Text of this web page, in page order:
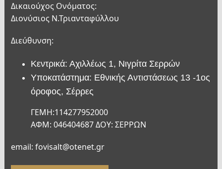
Δικαιούχος Ονόματος:
Διονύσιος Ν.Τριανταφύλλου
Διεύθυνση:
Κεντρικά: Αχιλλέως 1, Νιγρίτα Σερρών
Υποκατάστημα: Εθνικής Αντιστάσεως 13 -1ος
όροφος, Σέρρες
ΓΕΜΗ:114277952000
ΑΦΜ: 046404687 ΔΟΥ: ΣΕΡΡΩΝ
email: fovisalt@otenet.gr